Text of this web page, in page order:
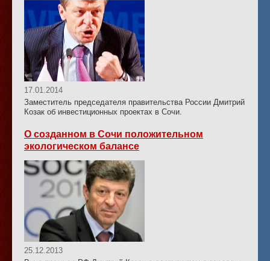
17.01.2014
Заместитель председателя правительства России Дмитрий
Козак об инвестиционных проектах в Сочи.
О созданном в Сочи положительном
экологическом балансе
25.12.2013